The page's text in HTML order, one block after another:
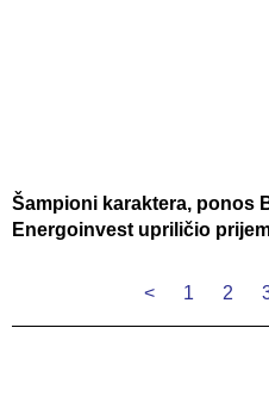
Šampioni karaktera, ponos
Energoinvest upriličio
< 1 2